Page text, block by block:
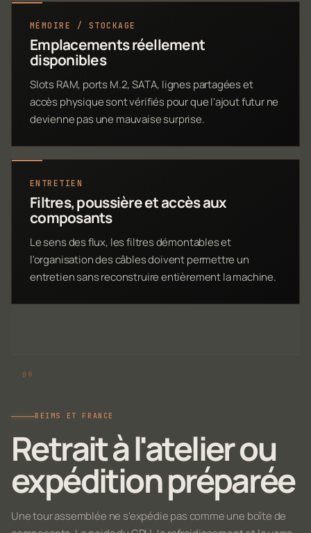
MÉMOIRE / STOCKAGE
Emplacements réellement
disponibles
Slots RAM, ports M.2, SATA, lignes partagées et
accès physique sont vérifiés pour que l'ajout futur ne
devienne pas une mauvaise surprise.
ENTRETIEN
Filtres, poussière et accès aux
composants
Le sens des flux, les filtres démontables et
l'organisation des câbles doivent permettre un
entretien sans reconstruire entièrement la machine.
REIMS ET FRANCE
Retrait à l'atelier ou
expédition préparée
Une tour assemblée ne s'expédie pas comme une boîte de